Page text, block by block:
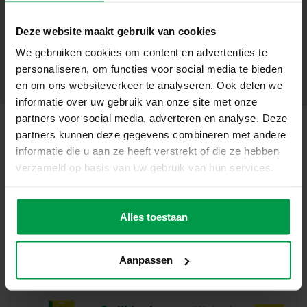
Deze website maakt gebruik van cookies
We gebruiken cookies om content en advertenties te
personaliseren, om functies voor social media te bieden
en om ons websiteverkeer te analyseren. Ook delen we
informatie over uw gebruik van onze site met onze
partners voor social media, adverteren en analyse. Deze
partners kunnen deze gegevens combineren met andere
informatie die u aan ze heeft verstrekt of die ze hebben
verzameld op basis van uw gebruik van hun services.
Alles toestaan
Aanpassen
Wat deze set geweldig maakt
Complete set met 5000 strijkkralen, 4 koppelbare
legborden, strijkpapier en handleiding
Maak je eigen versie van Frida Kahlo’s iconische portret
Geschikt voor volwassenen en kinderen vanaf 12 jaar
Stimuleert creativiteit, precisie en geduld
Eindresultaat: een kleurrijke en unieke muurdecoratie
Laat je verbeelding stralen
Met Beedz Art transformeer je duizenden strijkkralen in
een waar kunstwerk. Dankzij de duidelijke instructies en
expressieve stijl. Een ontspannende bezigheid die kunst
en creativiteit perfect combineert.
5000 strijkkralen
Productnummer|
06011
Deel dit product
Gerelateerde producten
Strijkkralen
1000 neon roze
Minimale